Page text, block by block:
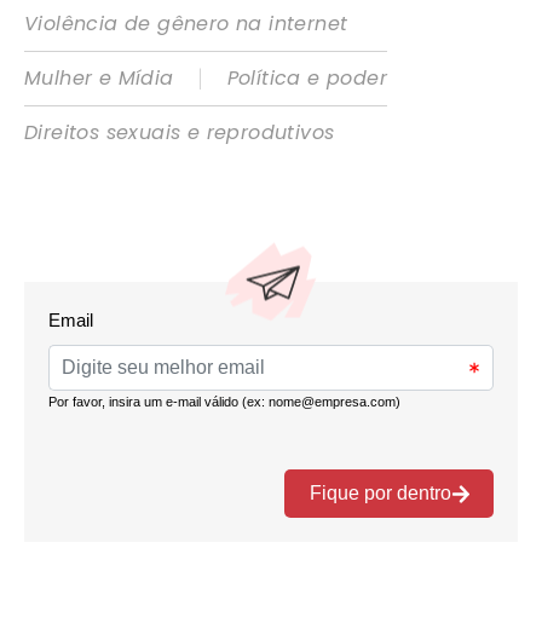
Violência de gênero na internet
Mulher e Mídia
|
Política e poder
Direitos sexuais e reprodutivos